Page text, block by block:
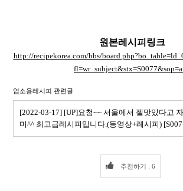
원본레시피링크
http://recipekorea.com/bbs/
업소용레시피 관련글
[2022-03-17] [UP]요청~~ 서울에서 젤맛있다고
미^^ 최고급레시피입니다.(동영상+레시피)
추천하기 : 6